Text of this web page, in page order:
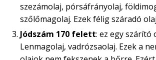
szezámolaj, pórsáfrányolaj,
szőlőmagolaj. Ezek félig száradó
Jódszám 170 felett: ez egy szárító
Lenmagolaj, vadrózsaolaj. Ezek a